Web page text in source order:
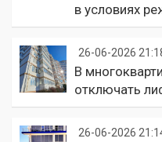
в условиях
26-06-2026
В
отключать
26-06-2026